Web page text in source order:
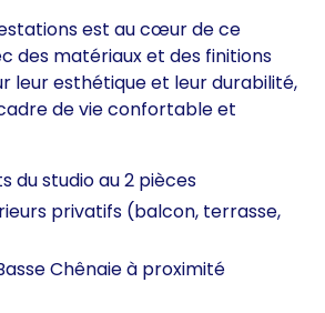
est au cœur de ce
des matériaux et des finitions
leur esthétique et leur durabilité,
de vie confortable et
du studio au 2 pièces
privatifs (balcon, terrasse,
Chênaie à proximité